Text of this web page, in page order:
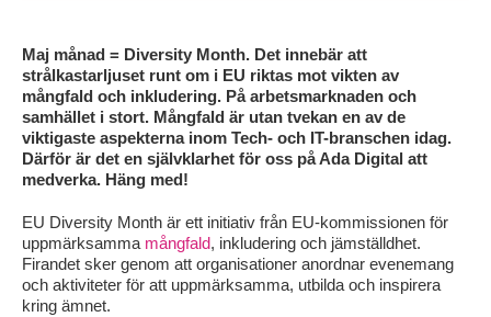
tech.
Företag behöver utmana sina kravprofiler, bredda
synen på kompetens och arbeta systematiskt med
inkluderande rekrytering för att bygga starkare och
mer konkurrenskraftiga team.
Maj månad = Diversity Month. Det innebär att
strålkastarljuset runt om i EU riktas mot vikten av
mångfald och inkludering. På arbetsmarknaden och
samhället i stort. Mångfald är utan tvekan en av de
viktigaste aspekterna inom Tech- och IT-branschen idag.
Därför är det en självklarhet för oss på Ada Digital att
medverka. Häng med!
EU Diversity Month är ett initiativ från EU-kommissionen för
uppmärksamma mångfald, inkludering och jämställdhet.
Firandet sker genom att organisationer anordnar evenemang
och aktiviteter för att uppmärksamma, utbilda och inspirera
kring ämnet.